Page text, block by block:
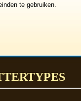
te gebruiken.